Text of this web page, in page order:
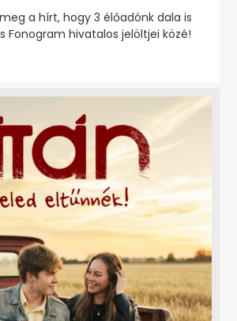
a hírt, hogy 3 élőadónk dala is
Fonogram hivatalos jelöltjei közé!